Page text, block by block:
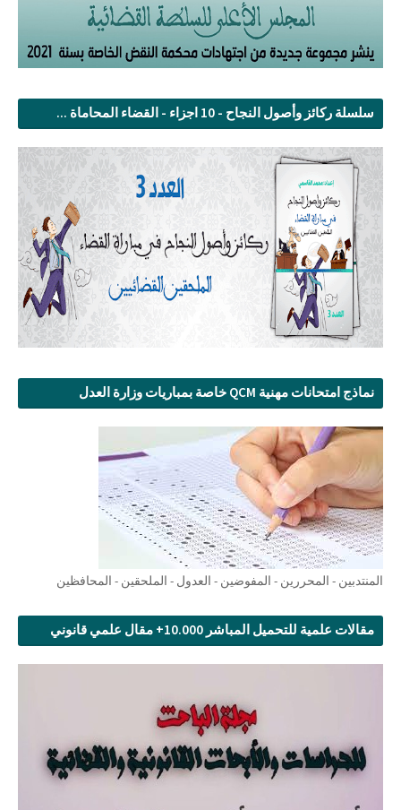
سلسلة ركائز وأصول النجاح - 10 اجزاء - القضاء المحاماة ...
نماذج امتحانات مهنية QCM خاصة بمباريات وزارة العدل
المنتدبين - المحررين - المفوضين - العدول - الملحقين - المحافظين
مقالات علمية للتحميل المباشر 10.000+ مقال علمي قانوني